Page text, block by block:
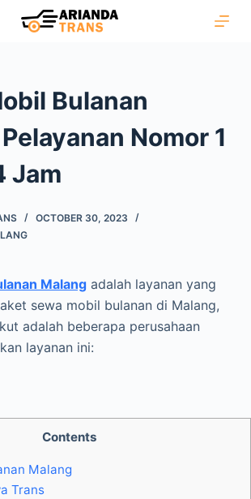
Bulanan
Nomor 1
Jam
OCTOBER 30, 2023
Malangadalah layanan yang
sewa mobil bulanan di Malang,
adalah beberapa perusahaan
layanan ini:
Contents
Malang
Trans